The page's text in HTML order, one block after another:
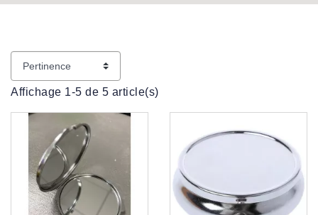
Affichage 1-5 de 5 article(s)